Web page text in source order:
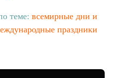
теме: всемирные дни и
праздники